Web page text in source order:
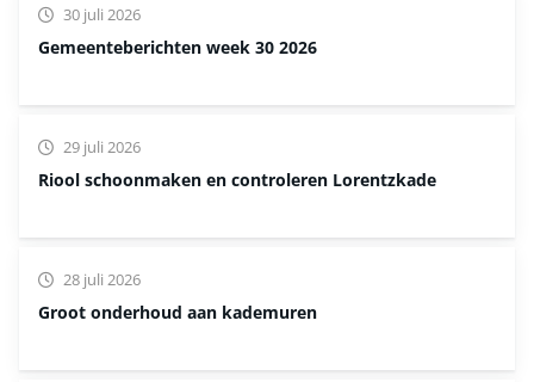
Gemeenteberichten week 30 2026
30 juli 2026
Riool schoonmaken en controleren Lorentzkade
29 juli 2026
Groot onderhoud aan kademuren
28 juli 2026